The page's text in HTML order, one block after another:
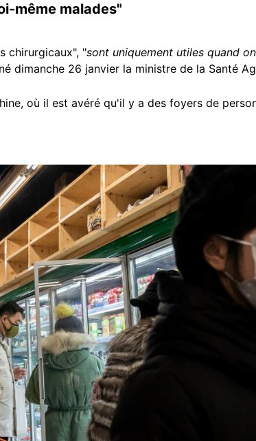
même malades"
chirurgicaux", "sont uniquement utiles quand
dimanche 26 janvier la ministre de la Santé
où il est avéré qu'il y a des foyers de